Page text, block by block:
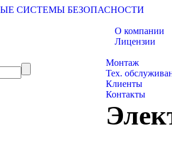
СИСТЕМЫ БЕЗОПАСНОСТИ
О компании
Лицензии
Монтаж
Тех.
Клиенты
Контакты